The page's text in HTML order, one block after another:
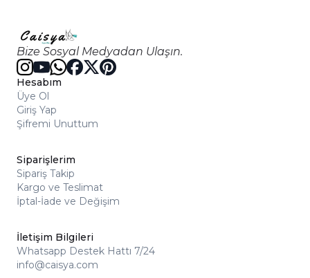
Bize Sosyal Medyadan Ulaşın.
Hesabım
Üye Ol
Giriş Yap
Şifremi Unuttum
Siparişlerim
Sipariş Takip
Kargo ve Teslimat
İptal-İade ve Değişim
İletişim Bilgileri
Whatsapp Destek Hattı 7/24
info@caisya.com